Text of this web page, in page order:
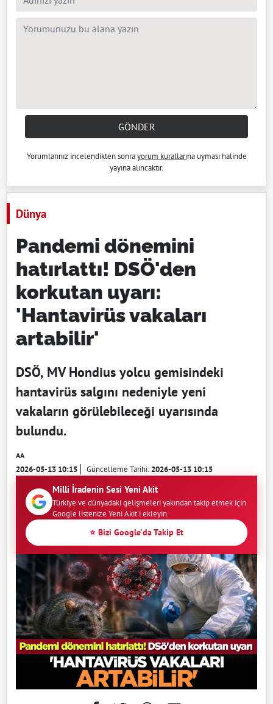
GÖNDER
Yorumlarınız incelendikten sonrayorum kurallarına uyması halinde
yayına alıncaktır.
Dünya
Pandemi dönemini
hatırlattı! DSÖ'den
korkutan uyarı:
'Hantavirüs vakaları
artabilir'
DSÖ, MV Hondius yolcu gemisindeki
hantavirüs salgını nedeniyle yeni
vakaların görülebileceği uyarısında
bulundu.
AA
2026-05-13 10:15 Güncelleme Tarihi:2026-05-13 10:15
Milli İradenin Sesi Yeni Akit
Türkiye ve dünyadaki gelişmeleri yakından takip etmek için
Google listenize Yeni Akit'i ekleyin.
⭐ Bizi Google'da Takip Et